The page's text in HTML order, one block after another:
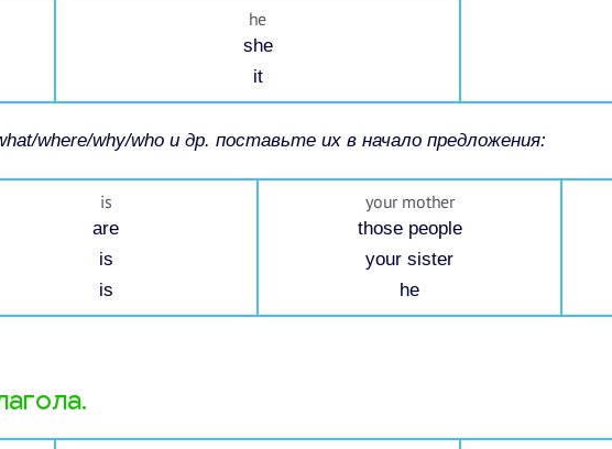
he
she
it
where/why/who и др. поставьте их в начало предложения:
is
are
is
is
your mother
those people
your sister
he